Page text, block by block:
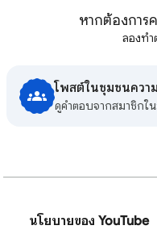
หากต้องการ
ลองท
โพสต์ในชุมชนควา
ดูคําตอบจากสมาชิกใ
นโยบายของ YouTube